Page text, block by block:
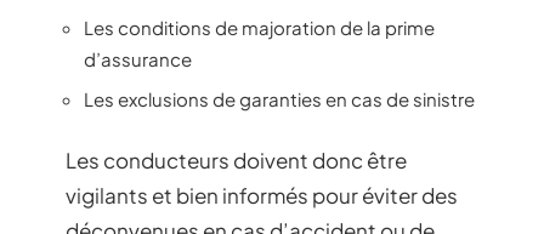
Les conditions de majoration de la prime
d’assurance
Les exclusions de garanties en cas de sinistre
Les conducteurs doivent donc être
vigilants et bien informés pour éviter des